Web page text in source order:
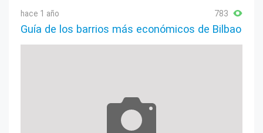
hace 1 año 783
Guía de los barrios más económicos de Bilbao